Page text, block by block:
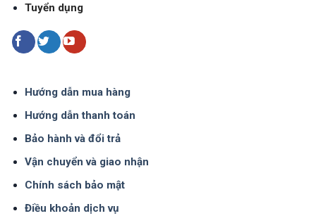
Tuyển dụng
Hướng dẫn mua hàng
Hướng dẫn thanh toán
Bảo hành và đổi trả
Vận chuyển và giao nhận
Chính sách bảo mật
Điều khoản dịch vụ